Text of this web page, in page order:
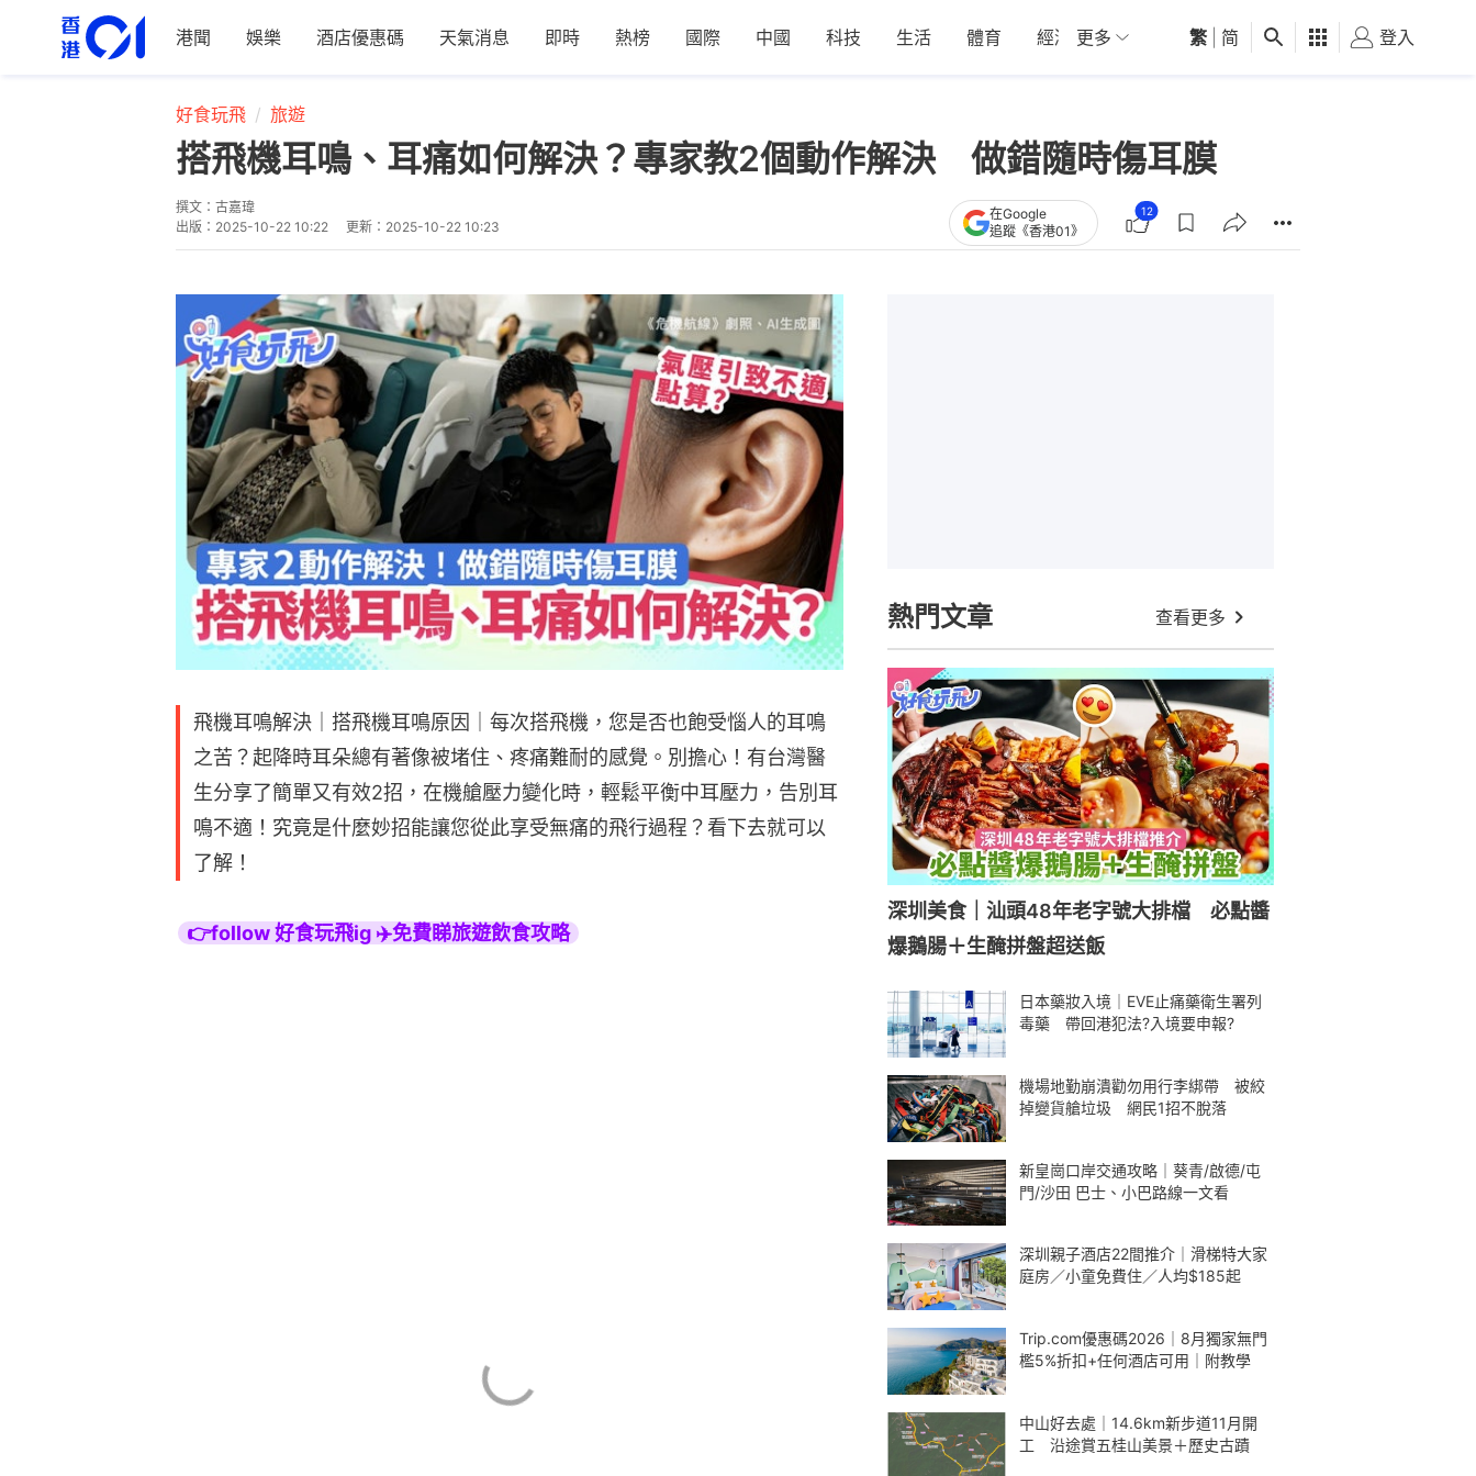
港聞 娛樂 酒店優惠碼 天氣消息 即時 熱榜 國際 中國 科技 生活 體育 經濟 01深圳 觀點 健康 好食玩飛
更多 繁 简 登入
好食玩飛 旅遊
搭飛機耳鳴、耳痛如何解決？專家教2個動作解決 做錯隨時傷耳膜
撰文： 古嘉瑋
出版： 2025-10-22 10:22 更新： 2025-10-22 10:23
在Google
追蹤《香港01》
12
飛機耳鳴解決｜搭飛機耳鳴原因｜每次搭飛機，您是否也飽受惱人的耳鳴
之苦？起降時耳朵總有著像被堵住、疼痛難耐的感覺。別擔心！有台灣醫
生分享了簡單又有效2招，在機艙壓力變化時，輕鬆平衡中耳壓力，告別耳
鳴不適！究竟是什麼妙招能讓您從此享受無痛的飛行過程？看下去就可以
了解！
👉follow 好食玩飛ig ✈️免費睇旅遊飲食攻略
熱門文章 查看更多
深圳美食｜汕頭48年老字號大排檔 必點醬
爆鵝腸＋生醃拼盤超送飯
日本藥妝入境｜EVE止痛藥衛生署列
毒藥 帶回港犯法?入境要申報?
機場地勤崩潰勸勿用行李綁帶 被絞
掉變貨艙垃圾 網民1招不脫落
新皇崗口岸交通攻略｜葵青/啟德/屯
門/沙田 巴士、小巴路線一文看
深圳親子酒店22間推介｜滑梯特大家
庭房／小童免費住／人均$185起
Trip.com優惠碼2026｜8月獨家無門
檻5%折扣+任何酒店可用｜附教學
中山好去處｜14.6km新步道11月開
工 沿途賞五桂山美景＋歷史古蹟